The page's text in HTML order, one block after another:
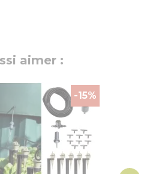
aimer :
-15%